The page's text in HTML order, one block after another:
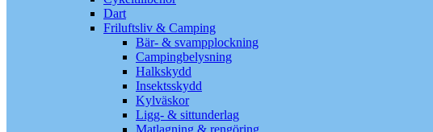
Dart
Friluftsliv & Camping
Bär- & svampplockning
Campingbelysning
Halkskydd
Insektsskydd
Kylväskor
Ligg- & sittunderlag
Matlagning & rengöring